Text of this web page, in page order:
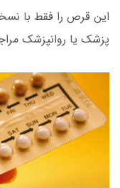
این قرص را فقط با
پزشک یا روانپزشک